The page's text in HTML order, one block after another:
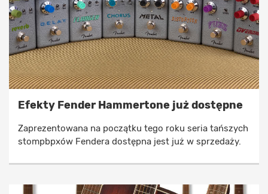
Efekty Fender Hammertone już dostępne
Zaprezentowana na początku tego roku seria tańszych
stompbpxów Fendera dostępna jest już w sprzedaży.